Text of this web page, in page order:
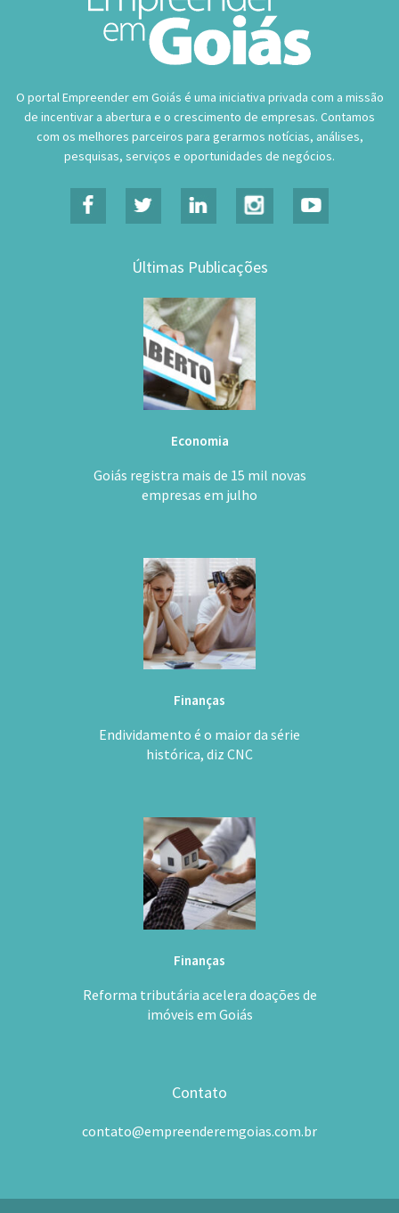
O portal Empreender em Goiás é uma iniciativa privada com a missão
de incentivar a abertura e o crescimento de empresas. Contamos
com os melhores parceiros para gerarmos notícias, análises,
pesquisas, serviços e oportunidades de negócios.
Últimas Publicações
Economia
Goiás registra mais de 15 mil novas
empresas em julho
Finanças
Endividamento é o maior da série
histórica, diz CNC
Finanças
Reforma tributária acelera doações de
imóveis em Goiás
Contato
contato@empreenderemgoias.com.br